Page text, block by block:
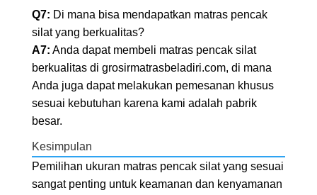
Q7: Di mana bisa mendapatkan matras pencak
silat yang berkualitas?
A7: Anda dapat membeli matras pencak silat
berkualitas di grosirmatrasbeladiri.com, di mana
Anda juga dapat melakukan pemesanan khusus
sesuai kebutuhan karena kami adalah pabrik
besar.
Kesimpulan
Pemilihan ukuran matras pencak silat yang sesuai
sangat penting untuk keamanan dan kenyamanan